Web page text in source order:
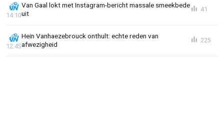
Van Gaal lokt met Instagram-bericht massale smeekbede
uit
14:10
41
Hein Vanhaezebrouck onthult: echte reden van
afwezigheid
12:45
225